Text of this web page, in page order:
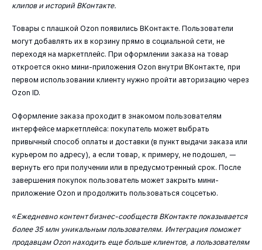
клипов и историй ВКонтакте.
Товары с плашкой Ozon появились ВКонтакте. Пользователи
могут добавлять их в корзину прямо в социальной сети, не
переходя на маркетплейс. При оформлении заказа на товар
откроется окно мини-приложения Ozon внутри ВКонтакте, при
первом использовании клиенту нужно пройти авторизацию через
Ozon ID.
Оформление заказа проходит в знакомом пользователям
интерфейсе маркетплейса: покупатель может выбрать
привычный способ оплаты и доставки (в пункт выдачи заказа или
курьером по адресу), а если товар, к примеру, не подошел, —
вернуть его при получении или в предусмотренный срок. После
завершения покупок пользователь может закрыть мини-
приложение Ozon и продолжить пользоваться соцсетью.
«Ежедневно контент бизнес-сообществ ВКонтакте показывается
более 35 млн уникальным пользователям. Интеграция поможет
продавцам Ozon находить еще больше клиентов, а пользователям